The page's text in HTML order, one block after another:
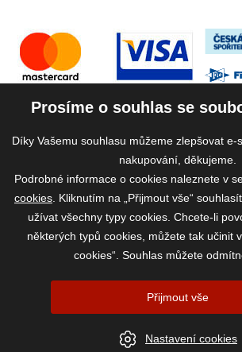
2026 ©www.vase-krmivo.cz- Tomáš Kroupa e-
Brno-venkov, IČ: 75785439
Prosíme o souhlas se
Díky Vašemu souhlasu můžeme zlepšovat e-
nakupování, děkujeme.
Podrobné informace o cookies naleznete v
cookies . Kliknutím na „Přijmout vše“
užívat všechny typy cookies. Chcete-li
některých typů cookies, můžete tak učinit
cookies“. Souhlas můžete
Přijmout vše
Nastavení cookies